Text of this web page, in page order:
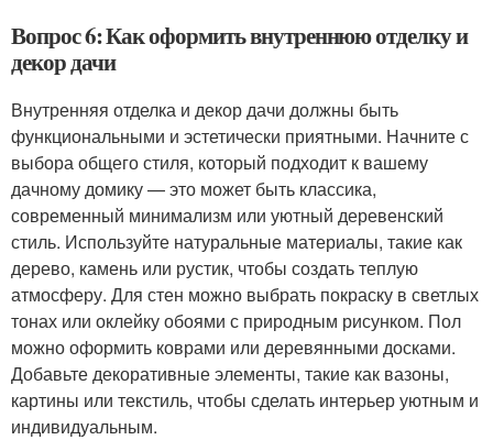
Вопрос 6: Как оформить внутреннюю отделку и
декор дачи
Внутренняя отделка и декор дачи должны быть
функциональными и эстетически приятными. Начните с
выбора общего стиля, который подходит к вашему
дачному домику — это может быть классика,
современный минимализм или уютный деревенский
стиль. Используйте натуральные материалы, такие как
дерево, камень или рустик, чтобы создать теплую
атмосферу. Для стен можно выбрать покраску в светлых
тонах или оклейку обоями с природным рисунком. Пол
можно оформить коврами или деревянными досками.
Добавьте декоративные элементы, такие как вазоны,
картины или текстиль, чтобы сделать интерьер уютным и
индивидуальным.